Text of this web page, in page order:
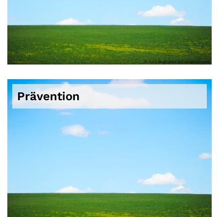
© Yuriy Bogdanov auf unsplash.com
Prävention